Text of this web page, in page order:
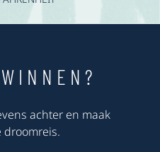
achter en maak
droomreis.